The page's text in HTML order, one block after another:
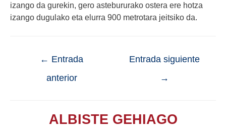
izango da gurekin, gero astebururako ostera ere hotza
izango dugulako eta elurra 900 metrotara jeitsiko da.
← Entrada
anterior
Entrada siguiente
→
ALBISTE GEHIAGO